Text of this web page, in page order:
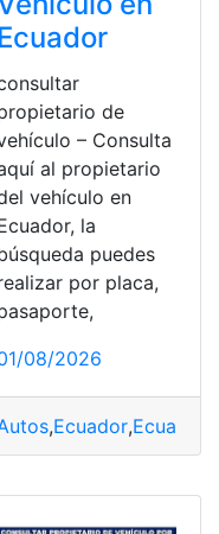
Ecuador
de
– Consulta
al propietario
vehículo en
la
puedes
por placa,
08/2026
,Ecuador,Ecuador